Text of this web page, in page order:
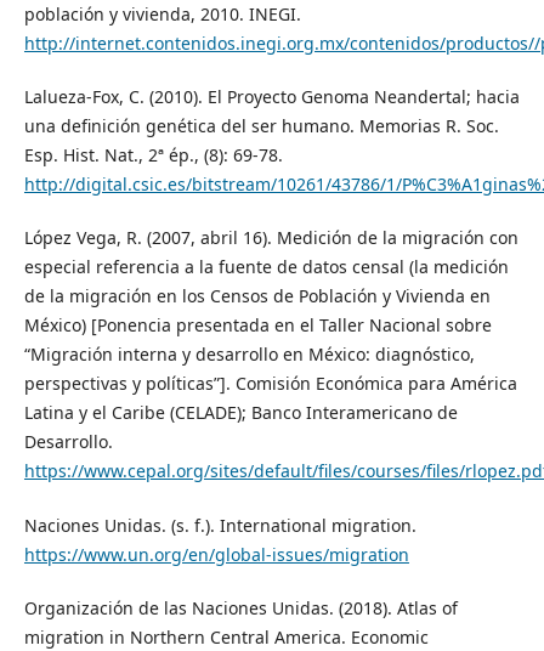
población y vivienda, 2010. INEGI.
http://internet.contenidos.inegi.org.mx/contenidos/
Lalueza-Fox, C. (2010). El Proyecto Genoma Neandertal; hacia
una definición genética del ser humano. Memorias R. Soc.
Esp. Hist. Nat., 2ª ép., (8): 69-78.
http://digital.csic.es/bitstream/10261/43786/1/
López Vega, R. (2007, abril 16). Medición de la migración con
especial referencia a la fuente de datos censal (la medición
de la migración en los Censos de Población y Vivienda en
México) [Ponencia presentada en el Taller Nacional sobre
“Migración interna y desarrollo en México: diagnóstico,
perspectivas y políticas”]. Comisión Económica para América
Latina y el Caribe (CELADE); Banco Interamericano de
Desarrollo.
https://www.cepal.org/sites/default/files/courses/files/
Naciones Unidas. (s. f.). International migration.
https://www.un.org/en/global-issues/migration
Organización de las Naciones Unidas. (2018). Atlas of
migration in Northern Central America. Economic